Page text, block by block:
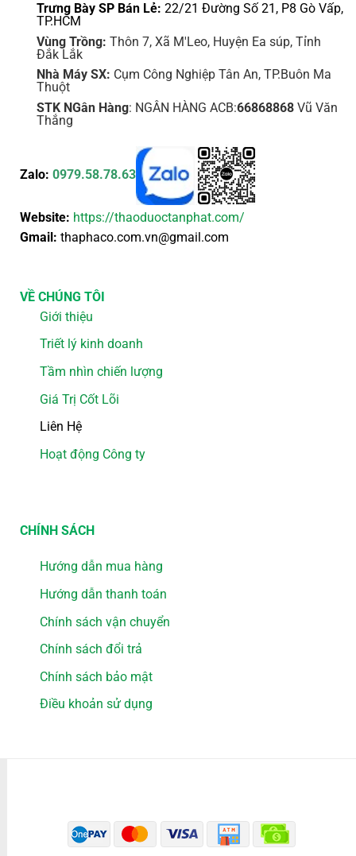
Trưng Bày SP Bán Lẻ: 22/21 Đường Số 21, P8 Gò Vấp,
TP.HCM
Vùng Trồng: Thôn 7, Xã M'Leo, Huyện Ea súp, Tỉnh
Đắk Lắk
Nhà Máy SX: Cụm Công Nghiệp Tân An, TP.Buôn Ma
Thuột
STK NGân Hàng: NGÂN HÀNG ACB:66868868Vũ Văn
Thắng
Zalo: 0979.58.78.63
Website: https://thaoduoctanphat.com/
Gmail: thaphaco.com.vn@gmail.com
VỀ CHÚNG TÔI
Giới thiệu
Triết lý kinh doanh
Tầm nhìn chiến lượng
Giá Trị Cốt Lõi
Liên Hệ
Hoạt động Công ty
CHÍNH SÁCH
Hướng dẫn mua hàng
Hướng dẫn thanh toán
Chính sách vận chuyển
Chính sách đổi trả
Chính sách bảo mật
Điều khoản sử dụng